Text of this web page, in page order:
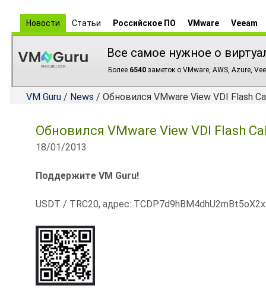
Новости Статьи Российское ПО VMware Veeam
Все самое нужное о
Более 6540 заметок о VMware, AWS, Azure,
VM Guru / News / Обновился VMware View VDI Flash
Обновился VMware View VDI Flash
18/01/2013
Поддержите VM Guru!
USDT / TRC20, адрес: